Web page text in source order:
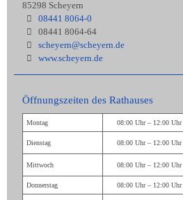
85298 Scheyern
08441 8064-0
08441 8064-64
scheyern@scheyern.de
www.scheyern.de
Öffnungszeiten des Rathauses
Montag 08:00 Uhr – 12:00 Uhr
Dienstag 08:00 Uhr – 12:00 Uhr
Mittwoch 08:00 Uhr – 12:00 Uhr
Donnerstag 08:00 Uhr – 12:00 Uhr